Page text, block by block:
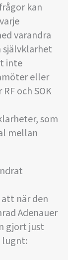
kan
varandra
inte
eller
och SOK
som
mellan
när den
Adenauer
gjort just
lugnt: